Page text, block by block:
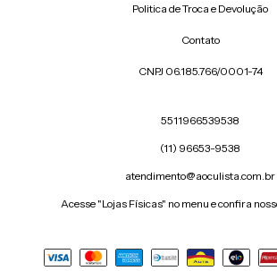
Politica de Troca e Devolução
Contato
CNPJ 06.185.766/0001-74
5511966539538
(11) 96653-9538
atendimento@aoculista.com.br
Acesse "Lojas Físicas" no menu e confira